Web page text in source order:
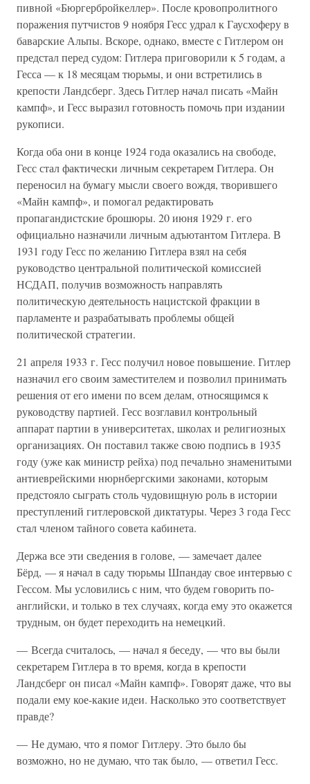
пивной «Бюргербройкеллер». После кровопролитного
поражения путчистов 9 ноября Гесс удрал к Гаусхоферу в
баварские Альпы. Вскоре, однако, вместе с Гитлером он
предстал перед судом: Гитлера приговорили к 5 годам, а
Гесса — к 18 месяцам тюрьмы, и они встретились в
крепости Ландсберг. Здесь Гитлер начал писать «Майн
кампф», и Гесс выразил готовность помочь при издании
рукописи.
Когда оба они в конце 1924 года оказались на свободе,
Гесс стал фактически личным секретарем Гитлера. Он
переносил на бумагу мысли своего вождя, творившего
«Майн кампф», и помогал редактировать
пропагандистские брошюры. 20 июня 1929 г. его
официально назначили личным адъютантом Гитлера. В
1931 году Гесс по желанию Гитлера взял на себя
руководство центральной политической комиссией
НСДАП, получив возможность направлять
политическую деятельность нацистской фракции в
парламенте и разрабатывать проблемы общей
политической стратегии.
21 апреля 1933 г. Гесс получил новое повышение. Гитлер
назначил его своим заместителем и позволил принимать
решения от его имени по всем делам, относящимся к
руководству партией. Гесс возглавил контрольный
аппарат партии в университетах, школах и религиозных
организациях. Он поставил также свою подпись в 1935
году (уже как министр рейха) под печально знаменитыми
антиеврейскими нюрнбергскими законами, которым
предстояло сыграть столь чудовищную роль в истории
преступлений гитлеровской диктатуры. Через 3 года Гесс
стал членом тайного совета кабинета.
Держа все эти сведения в голове, — замечает далее
Бёрд, — я начал в саду тюрьмы Шпандау свое интервью с
Гессом. Мы условились с ним, что будем говорить по-
английски, и только в тех случаях, когда ему это окажется
трудным, он будет переходить на немецкий.
— Всегда считалось, — начал я беседу, — что вы были
секретарем Гитлера в то время, когда в крепости
Ландсберг он писал «Майн кампф». Говорят даже, что вы
подали ему кое-какие идеи. Насколько это соответствует
правде?
— Не думаю, что я помог Гитлеру. Это было бы
возможно, но не думаю, что так было, — ответил Гесс.